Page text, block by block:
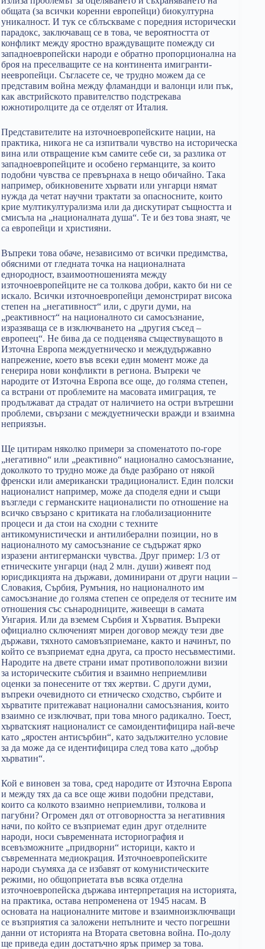
общата (за всички коренни европейци) биокултурна
уникалност. И тук се сблъскваме с поредния исторически
парадокс, заключаващ се в това, че вероятността от
конфликт между яростно враждуващите помежду си
западноевропейски народи е обратно пропорционална на
броя на преселващите се на континента имигранти-
неевропейци. Съгласете се, че трудно можем да се
представим война между фламандци и валонци или пък,
как австрийското правителство подстрекава
южнотиролците да се отделят от Италия.
Представителите на източноевропейските нации, на
практика, никога не са изпитвали чувство на историческа
вина или отвращение към самите себе си, за разлика от
западноевропейците и особено германците, за които
подобни чувства се превърнаха в нещо обичайно. Така
например, обикновените хървати или унгарци нямат
нужда да четат научни трактати за опасносните, които
крие мултикултурализма или да дискутират същността и
смисъла на „националната душа“. Те и без това знаят, че
са европейци и християни.
Въпреки това обаче, независимо от всички предимства,
обясними от гледната точка на националната
еднородност, взаимоотношенията между
източноевропейците не са толкова добри, както би ни се
искало. Всички източноевропейци демонстрират висока
степен на „негативност“ или, с други думи, на
„реактивност“ на националното си самосъзнание,
изразяваща се в изключването на „другия съсед –
европеец“. Не бива да се подценява съществуващото в
Източна Европа междуетническо и междудържавно
напрежение, което във всеки един момент може да
генерира нови конфликти в региона. Въпреки че
народите от Източна Европа все още, до голяма степен,
са встрани от проблемите на масовата имиграция, те
продължават да страдат от наличието на остри вътрешни
проблеми, свързани с междуетнически вражди и взаимна
неприязън.
Ще цитирам няколко примери за споменатото по-горе
„негативно“ или „реактивно“ национално самосъзнание,
доколкото то трудно може да бъде разбрано от някой
френски или американски традиционалист. Един полски
националист например, може да споделя едни и същи
възгледи с германските националисти по отношение на
всичко свързано с критиката на глобализационните
процеси и да стои на сходни с техните
антикомунистически и антилиберални позиции, но в
националното му самосъзнание се съдържат ярко
изразени антигермански чувства. Друг пример: 1/3 от
етническите унгарци (над 2 млн. души) живеят под
юрисдикцията на държави, доминирани от други нации –
Словакия, Сърбия, Румъния, но националното им
самосъзнание до голяма степен се определя от тесните им
отношения със сънародниците, живеещи в самата
Унгария. Или да вземем Сърбия и Хърватия. Въпреки
официално сключеният мирен договор между тези две
държави, тяхното самовъзприемане, както и начинът, по
който се възприемат една друга, са просто несъвместими.
Народите на двете страни имат противоположни визии
за историческите събития и взаимно неприемливи
оценки за понесените от тях жертви. С други думи,
въпреки очевидното си етническо сходство, сърбите и
хърватите притежават национални самосъзнания, които
взаимно се изключват, при това много радикално. Тоест,
хърватският националист се самоидентифицира най-вече
като „яростен антисърбин“, като задължително условие
за да може да се идентифицира след това като „добър
хърватин“.
Кой е виновен за това, сред народите от Източна Европа
и между тях да са все още живи подобни представи,
които са колкото взаимно неприемливи, толкова и
пагубни? Огромен дял от отговорността за негативния
начи, по който се възприемат един друг отделните
народи, носи съвременната историография и
всевъзможните „придворни“ историци, както и
съвременната медиокрация. Източноевропейските
народи съумяха да се избавят от комунистическите
режими, но общоприетата във всяка отделна
източноевропейска държава интерпретация на историята,
на практика, остава непроменена от 1945 насам. В
основата на националните митове и взаимноизключващи
се възприятия са заложени непълните и често погрешни
данни от историята на Втората световна война. По-долу
ще приведа един достатъчно ярък пример за това.